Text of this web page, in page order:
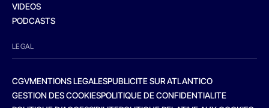
VIDEOS
PODCASTS
LEGAL
CGVMENTIONS LEGALESPUBLICITE SUR ATLANTICO
GESTION DES COOKIESPOLITIQUE DE CONFIDENTIALITE